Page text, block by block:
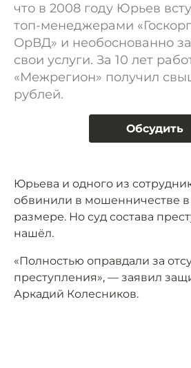
что в 2008 году Юрьев
топ-менеджерами
ОрВД» и необоснованно
свои услуги. За 10 лет
«Межрегион» получил
рублей.
Обсудить
Юрьева и одного из
обвинили в мошенничестве
размере. Но суд состава
нашёл.
«Полностью оправдали за
преступления», — заявил
Аркадий Колесников.